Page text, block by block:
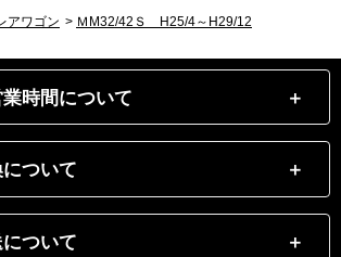
アワゴン > ＭM32/42Ｓ H25/4～H29/12
時間について
ついて
ついて